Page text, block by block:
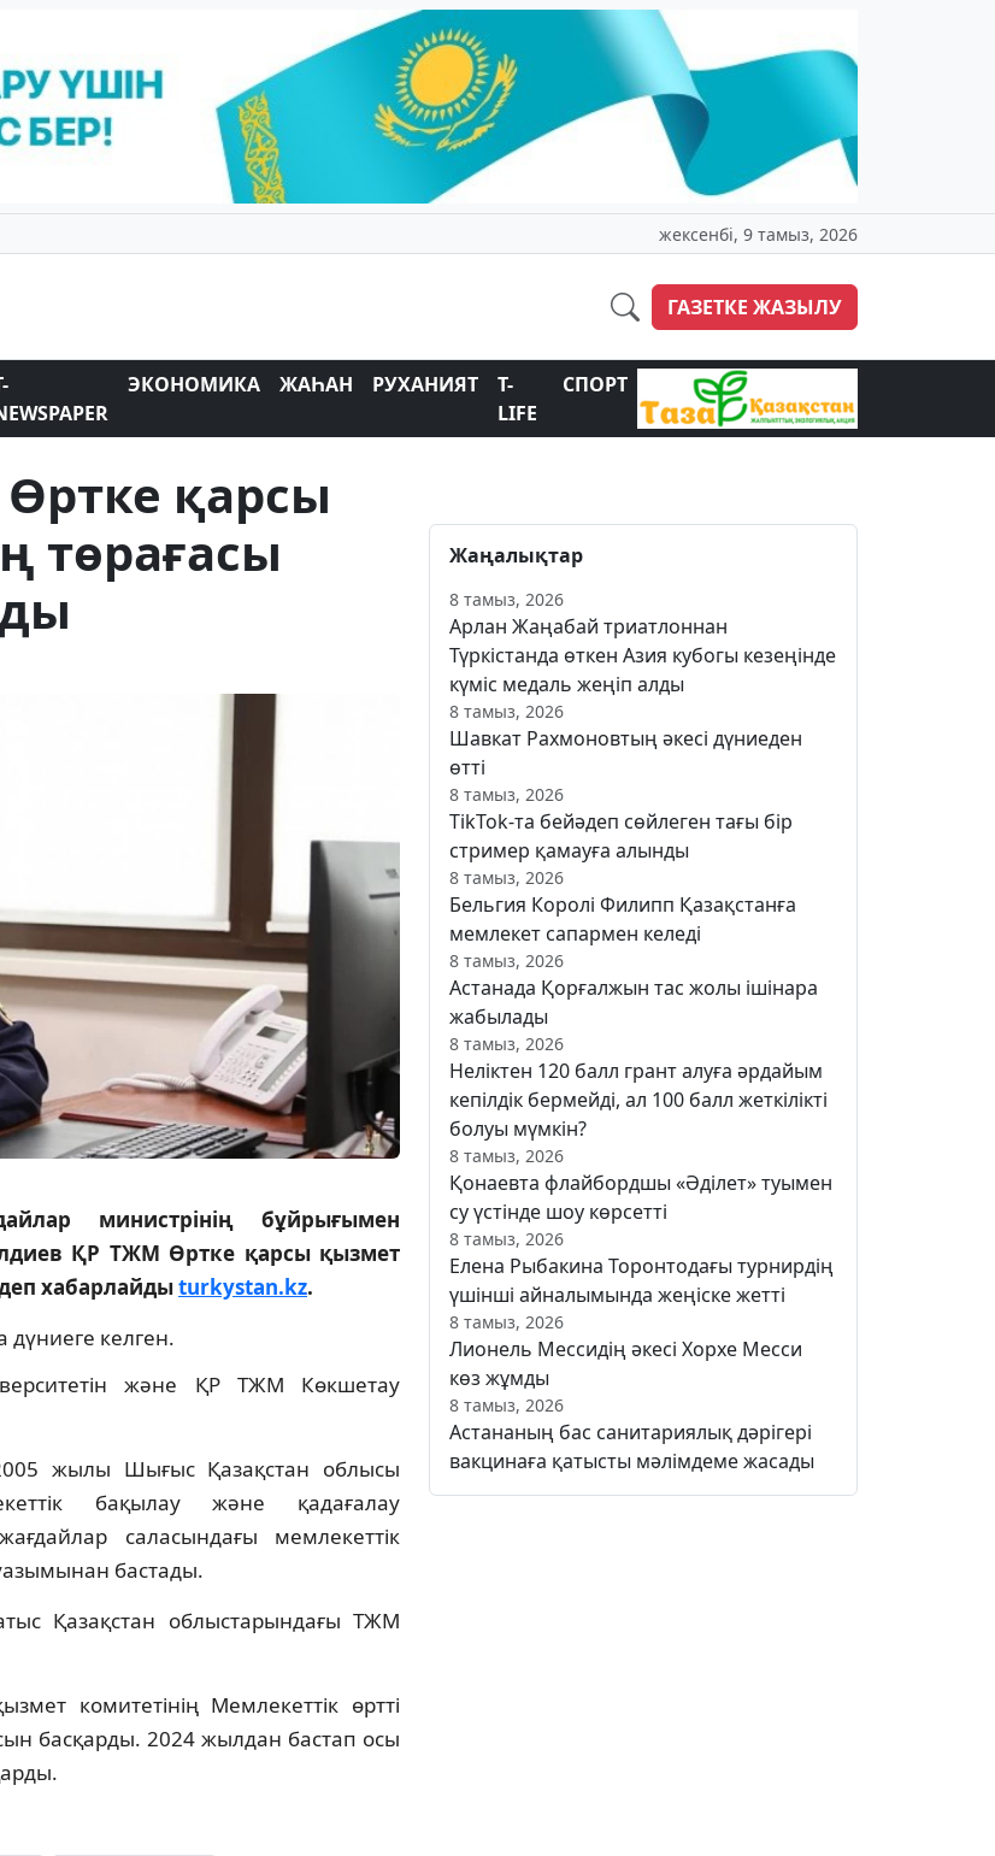
жексенбі, 9 тамыз, 2026
ГАЗЕТКЕ ЖАЗЫЛУ
ЭКОНОМИКА ЖАҺАН РУХАНИЯТ
T-
LIFE
СПОРТ
қарсы
төрағасы
министрінің бұйрығымен
ҚР ТЖМ Өртке қарсы қызмет
хабарлайдыturkystan.kz.
келген.
және ҚР ТЖМ Көкшетау
жылы Шығыс Қазақстан облысы
бақылау және қадағалау
саласындағы мемлекеттік
бастады.
Қазақстан облыстарындағы ТЖМ
комитетінің Мемлекеттік өртті
басқарды. 2024 жылдан бастап осы
Жаңалықтар
8 тамыз, 2026
Арлан Жаңабай триатлоннан
Түркістанда өткен Азия кубогы кезеңінде
күміс медаль жеңіп алды
8 тамыз, 2026
Шавкат Рахмоновтың әкесі дүниеден
өтті
8 тамыз, 2026
TikTok-та бейәдеп сөйлеген тағы бір
стример қамауға алынды
8 тамыз, 2026
Бельгия Королі Филипп Қазақстанға
мемлекет сапармен келеді
8 тамыз, 2026
Астанада Қорғалжын тас жолы ішінара
жабылады
8 тамыз, 2026
Неліктен 120 балл грант алуға әрдайым
кепілдік бермейді, ал 100 балл жеткілікті
болуы мүмкін?
8 тамыз, 2026
Қонаевта флайбордшы «Әділет» туымен
су үстінде шоу көрсетті
8 тамыз, 2026
Елена Рыбакина Торонтодағы турнирдің
үшінші айналымында жеңіске жетті
8 тамыз, 2026
Лионель Мессидің әкесі Хорхе Месси
көз жұмды
8 тамыз, 2026
Астананың бас санитариялық дәрігері
вакцинаға қатысты мәлімдеме жасады